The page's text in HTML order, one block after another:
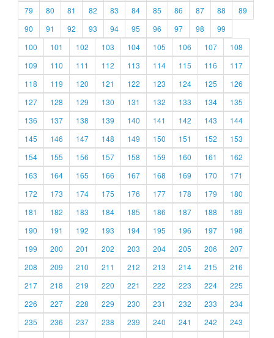
79
80 81 82 83 84 85 86 87 88
89
90
91 92 93 94 95 96 97 98
99
100
101 102 103 104 105 106 107
108
109
110 111 112 113 114 115 116
117
118
119 120 121 122 123 124 125
126
127
128 129 130 131 132 133 134
135
136
137 138 139 140 141 142 143
144
145
146 147 148 149 150 151 152
153
154
155 156 157 158 159 160 161
162
163
164 165 166 167 168 169 170
171
172
173 174 175 176 177 178 179
180
181
182 183 184 185 186 187 188
189
190
191 192 193 194 195 196 197
198
199
200 201 202 203 204 205 206
207
208
209 210 211 212 213 214 215
216
217
218 219 220 221 222 223 224
225
226
227 228 229 230 231 232 233
234
235
236 237 238 239 240 241 242
243